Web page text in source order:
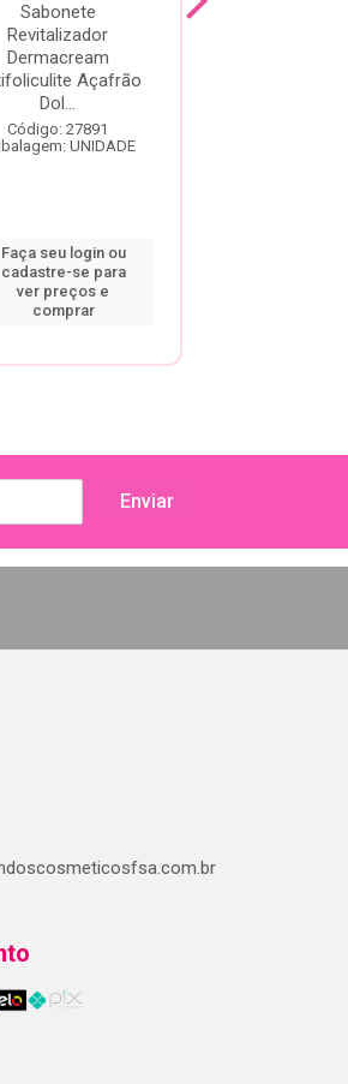
Sabonete
Revitalizador
Dermacream
Açafrão
Dol...
Código: 27891
UNIDADE
Faça seu login ou
cadastre-se para
ver preços e
comprar